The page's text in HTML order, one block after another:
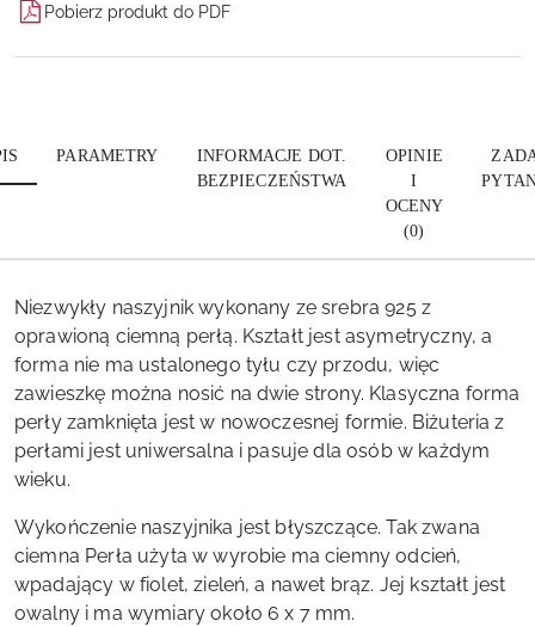
Pobierz produkt do PDF
PARAMETRY
INFORMACJE DOT.
BEZPIECZEŃSTWA
OPINIE
I
OCENY
(0)
Niezwykły naszyjnik wykonany ze srebra 925 z
oprawioną ciemną perłą. Kształt jest asymetryczny, a
forma nie ma ustalonego tyłu czy przodu, więc
zawieszkę można nosić na dwie strony. Klasyczna forma
perły zamknięta jest w nowoczesnej formie. Biżuteria z
perłami jest uniwersalna i pasuje dla osób w każdym
wieku.
Wykończenie naszyjnika jest błyszczące.Tak zwana
ciemna Perła użyta w wyrobie ma ciemny odcień,
wpadający w fiolet, zieleń, a nawet brąz. Jej kształt jest
owalny i ma wymiary około 6 x 7 mm.